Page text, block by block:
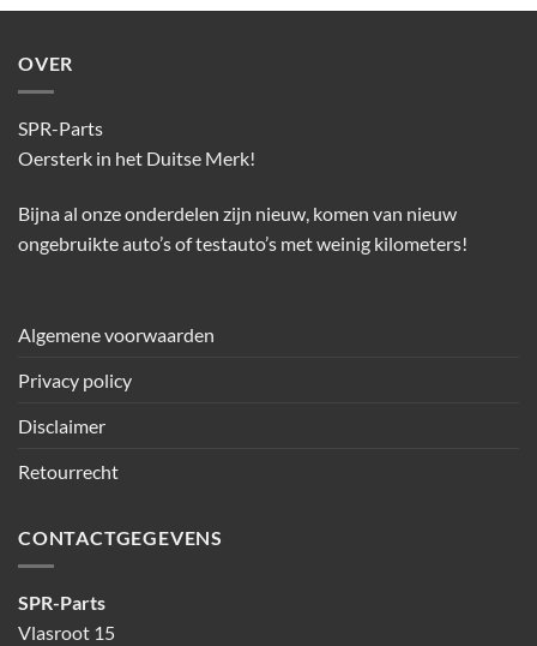
OVER
SPR-Parts
Oersterk in het Duitse Merk!
Bijna al onze onderdelen zijn nieuw, komen van nieuw
ongebruikte auto’s of testauto’s met weinig kilometers!
Algemene voorwaarden
Privacy policy
Disclaimer
Retourrecht
CONTACTGEGEVENS
SPR-Parts
Vlasroot 15